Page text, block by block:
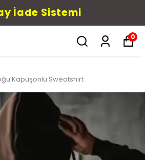
İade Sistemi
0
Kapüşonlu Sweatshirt